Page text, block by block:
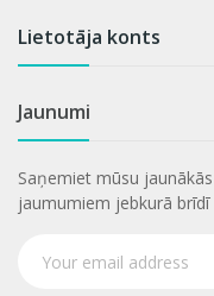
Lietotāja konts
Jaunumi
Saņemiet mūsu
jaumumiem jebkurā